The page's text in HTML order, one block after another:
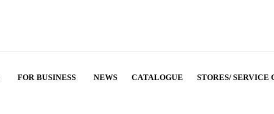
FOR BUSINESS NEWS CATALOGUE STORES/ SERVICE